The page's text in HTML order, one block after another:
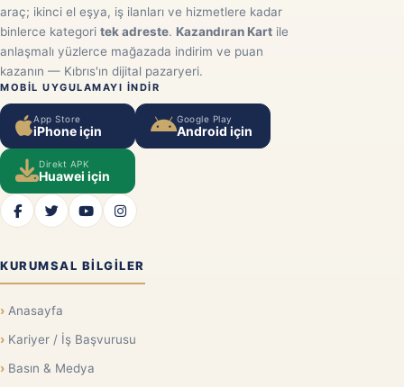
araç; ikinci el eşya, iş ilanları ve hizmetlere kadar
binlerce kategori tek adreste. Kazandıran Kart ile
anlaşmalı yüzlerce mağazada indirim ve puan
kazanın — Kıbrıs'ın dijital pazaryeri.
MOBIL UYGULAMAYI INDIR
App Store
iPhone için
Google Play
Android için
Direkt APK
Huawei için
KURUMSAL BILGILER
Anasayfa
Kariyer / İş Başvurusu
Basın & Medya